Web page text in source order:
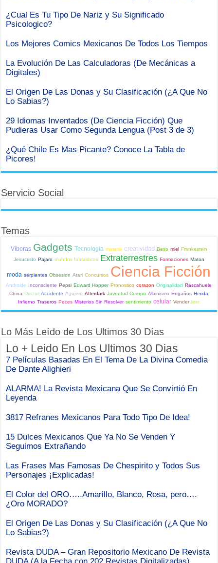
¿Cual Es Tu Tipo De Nariz y Su Significado
Psicologico?
Los Mejores Comics Mexicanos De Todos Los Tiempos
La Evolución De Las Calculadoras (De Mecánicas a
Digitales)
El Origen De Las Donas y Su Clasificación (¿A Que No
Lo Sabias?)
29 Idiomas Inventados (De Ciencia Ficción) Que
Pudieras Usar Como Segunda Lengua (Post 3 de 3)
¿Qué Chile Es Mas Picante? Conoce La Tabla de
Picores!
Servicio Social
Temas
Víboras Gadgets Tecnología materia creatividad Beso miel Frankestein
Jesucristo Pajaro mundos fantasticos Extraterrestres Formaciones Maton
moda serpientes Obsesion Atari Concursos Ciencia Ficción
Androide Inconsciente Pepsi Edward Hopper Pronostico corazon Originalidad Rascahuele
China Doctor Accidente Agujero Afterdark Juventud Cuerpo Albinismo Engaños Herida
Infierno Traseros Peces Misterios Sin Resolver sentimiento celular Vender leer
Lo Más Leído de Los Ultimos 30 Días
Lo + Leido En Los Ultimos 30 Dias
7 Películas Basadas En El Tema De La Divina Comedia
De Dante Alighieri
ALARMA! La Revista Mexicana Que Se Convirtió En
Leyenda
3817 Refranes Mexicanos Para Todo Tipo De Idea!
15 Dulces Mexicanos Que Ya No Se Venden Y
Seguimos Extrañando
Las Frases Mas Famosas De Chespirito y Todos Sus
Personajes ¡Explicadas!
El Color del ORO…..Amarillo, Blanco, Rosa, pero….
¿Oro MORADO?
El Origen De Las Donas y Su Clasificación (¿A Que No
Lo Sabias?)
Revista DUDA – Gran Repositorio Mexicano De Revista
DUDA (A la Fecha con 202 Revistas Digitalizadas)